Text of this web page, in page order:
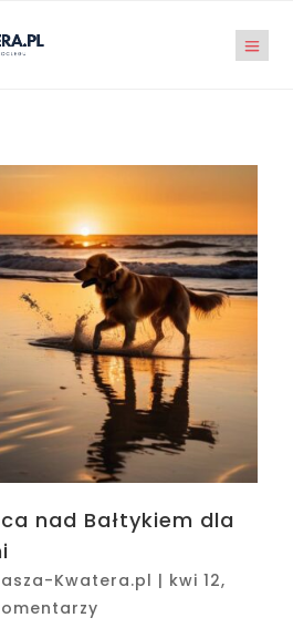
nad Bałtykiem dla
Kwatera.pl | kwi 12,